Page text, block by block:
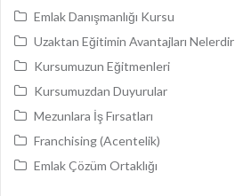
Emlak Danışmanlığı Kursu
Uzaktan Eğitimin Avantajları Nelerdir
Kursumuzun Eğitmenleri
Kursumuzdan Duyurular
Mezunlara İş Fırsatları
Franchising (Acentelik)
Emlak Çözüm Ortaklığı